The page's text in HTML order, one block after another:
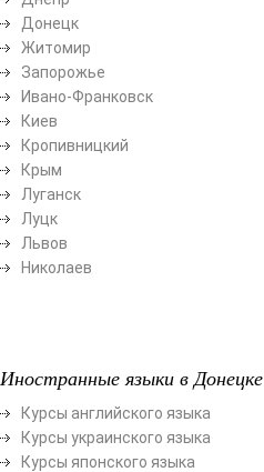
Донецк
Житомир
Запорожье
Ивано-Франковск
Киев
Кропивницкий
Крым
Луганск
Луцк
Львов
Николаев
Иностранные языки в Донецке
Курсы английского языка
Курсы украинского языка
Курсы японского языка